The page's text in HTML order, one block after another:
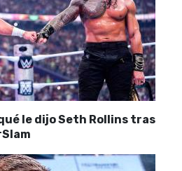
le dijo Seth Rollins tras